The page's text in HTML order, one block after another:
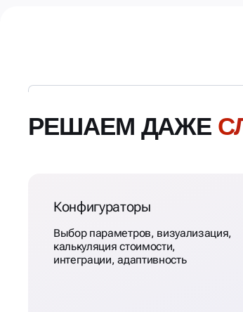
РЕШАЕМ ДАЖЕ
Конфигураторы
Выбор параметров, визуализация,
калькуляция стоимости,
интеграции, адаптивность